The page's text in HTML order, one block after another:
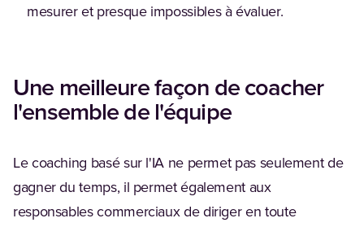
mesurer et presque impossibles à évaluer.
Une meilleure façon de coacher
l'ensemble de l'équipe
Le coaching basé sur l'IA ne permet pas seulement de
gagner du temps, il permet également aux
responsables commerciaux de diriger en toute